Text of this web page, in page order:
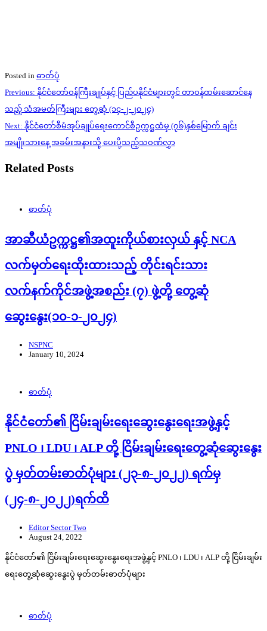
Posted in ဓာတ်ပုံ
Post
navigation
Previous: နိုင်ငံတော်ဝန်ကြီးချုပ်နှင့် ပြည်ပနိုင်ငံများတွင် တာဝန်ထမ်းဆောင်နေ
သည့် သံအမတ်ကြီးများ တွေ့ဆုံ (၁၄-၂-၂၀၂၄)
Next: နိုင်ငံတော်စီမံအုပ်ချုပ်ရေးကောင်စီဥက္ကဋ္ဌထံမှ (၇၆)နှစ်မြောက် ချင်း
အမျိုးသားနေ့ အခမ်းအနားသို့ ပေးပို့သည့်သဝဏ်လွှာ
Related Posts
ဓာတ်ပုံ
အာဆီယံဥက္ကဋ္ဌ၏အထူးကိုယ်စားလှယ် နှင့် NCA
လက်မှတ်ရေးထိုးထားသည့် တိုင်းရင်းသား
လက်နက်ကိုင်အဖွဲ့အစည်း (၇) ဖွဲ့တို့ တွေ့ဆုံ
ဆွေးနွေး(၁၀-၁-၂၀၂၄)
NSPNC
January 10, 2024
ဓာတ်ပုံ
နိုင်ငံတော်၏ ငြိမ်းချမ်းရေးဆွေးနွေးရေးအဖွဲ့နှင့်
PNLO ၊ LDU ၊ ALP တို့ ငြိမ်းချမ်းရေးတွေ့ဆုံဆွေးနွေး
ပွဲ မှတ်တမ်းဓာတ်ပုံများ (၂၃-၈-၂၀၂၂) ရက်မှ
(၂၄-၈-၂၀၂၂)ရက်ထိ
Editor Sector Two
August 24, 2022
နိုင်ငံတော်၏ ငြိမ်းချမ်းရေးဆွေးနွေးရေးအဖွဲ့နှင့် PNLO ၊ LDU ၊ ALP တို့ ငြိမ်းချမ်း
ရေးတွေ့ဆုံဆွေးနွေးပွဲ မှတ်တမ်းဓာတ်ပုံများ
ဓာတ်ပုံ